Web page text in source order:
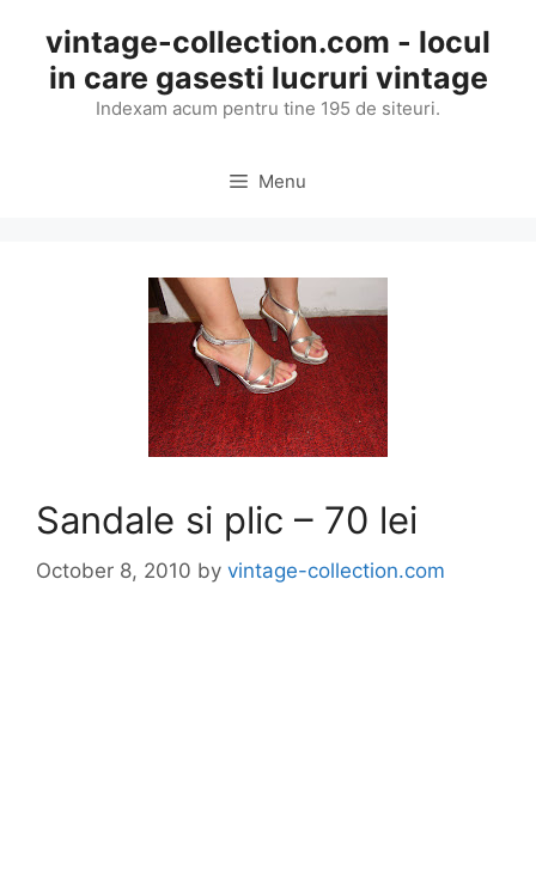
content
vintage-collection.com - locul
in care gasesti lucruri vintage
Indexam acum pentru tine 195 de siteuri.
Menu
Sandale si plic – 70 lei
October 8, 2010 by vintage-collection.com